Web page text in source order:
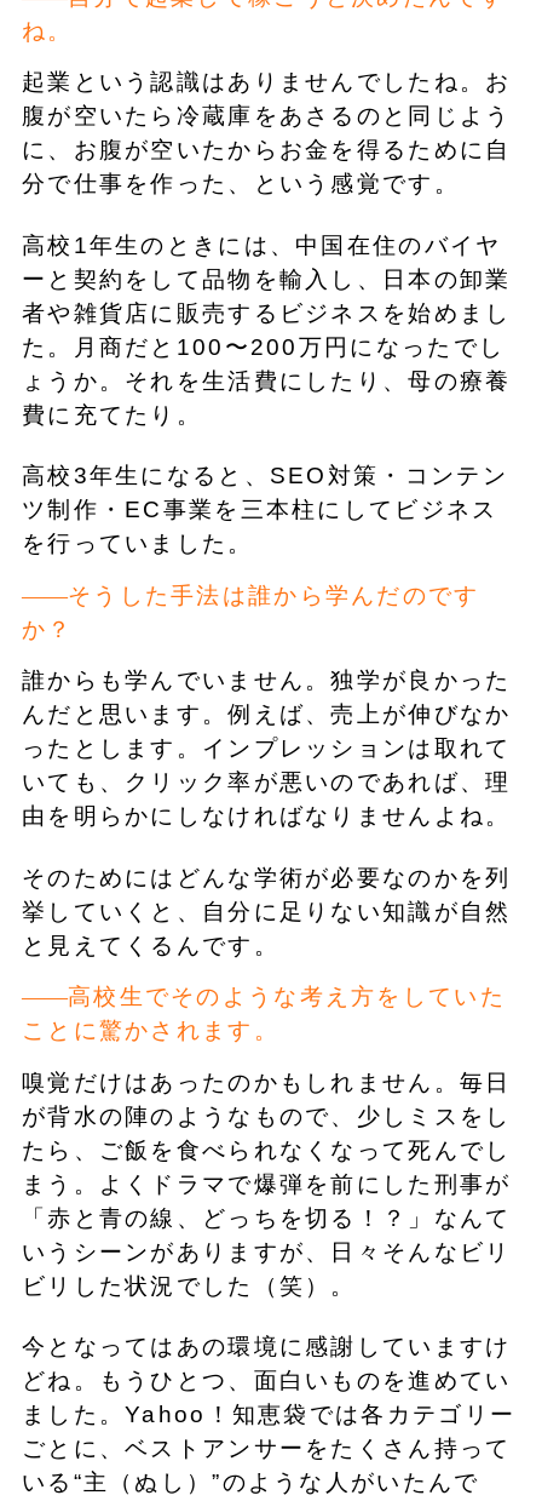
ね。
起業という認識はありませんでしたね。お
腹が空いたら冷蔵庫をあさるのと同じよう
に、お腹が空いたからお金を得るために自
分で仕事を作った、という感覚です。
高校1年生のときには、中国在住のバイヤ
ーと契約をして品物を輸入し、日本の卸業
者や雑貨店に販売するビジネスを始めまし
た。月商だと100〜200万円になったでし
ょうか。それを生活費にしたり、母の療養
費に充てたり。
高校3年生になると、SEO対策・コンテン
ツ制作・EC事業を三本柱にしてビジネス
を行っていました。
そうした手法は誰から学んだのです
か？
誰からも学んでいません。独学が良かった
んだと思います。例えば、売上が伸びなか
ったとします。インプレッションは取れて
いても、クリック率が悪いのであれば、理
由を明らかにしなければなりませんよね。
そのためにはどんな学術が必要なのかを列
挙していくと、自分に足りない知識が自然
と見えてくるんです。
高校生でそのような考え方をしていた
ことに驚かされます。
嗅覚だけはあったのかもしれません。毎日
が背水の陣のようなもので、少しミスをし
たら、ご飯を食べられなくなって死んでし
まう。よくドラマで爆弾を前にした刑事が
「赤と青の線、どっちを切る！？」なんて
いうシーンがありますが、日々そんなビリ
ビリした状況でした（笑）。
今となってはあの環境に感謝していますけ
どね。もうひとつ、面白いものを進めてい
ました。Yahoo！知恵袋では各カテゴリー
ごとに、ベストアンサーをたくさん持って
いる“主（ぬし）”のような人がいたんで